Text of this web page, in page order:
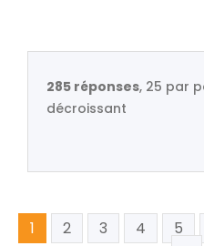
285 réponses, 25 par
décroissant
1 2 3 4 5